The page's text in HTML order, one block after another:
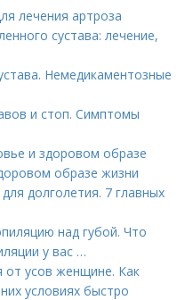
лечения артроза
сустава: лечение,
Немедикаментозные
и стоп. Симптомы
и здоровом образе
образе жизни
долголетия. 7 главных
над губой. Что
у вас …
от усов женщине. Как
условиях быстро